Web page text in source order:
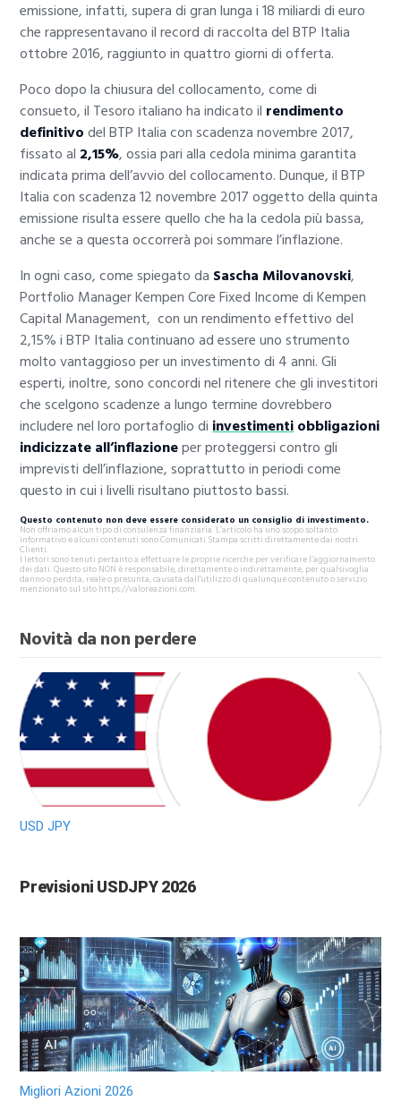
emissione, infatti, supera di gran lunga i 18 miliardi di euro
che rappresentavano il record di raccolta del BTP Italia
ottobre 2016, raggiunto in quattro giorni di offerta.
Poco dopo la chiusura del collocamento, come di
consueto, il Tesoro italiano ha indicato il rendimento
definitivodel BTP Italia con scadenza novembre 2017,
fissato al 2,15%, ossia pari alla cedola minima garantita
indicata prima dell’avvio del collocamento. Dunque, il BTP
Italia con scadenza 12 novembre 2017 oggetto della quinta
emissione risulta essere quello che ha la cedola più bassa,
anche se a questa occorrerà poi sommare l’inflazione.
In ogni caso, come spiegato da Sascha Milovanovski,
Portfolio Manager Kempen Core Fixed Income di Kempen
Capital Management, con un rendimento effettivo del
2,15% i BTP Italia continuano ad essere uno strumento
molto vantaggioso per un investimento di 4 anni. Gli
esperti, inoltre, sono concordi nel ritenere che gli investitori
che scelgono scadenze a lungo termine dovrebbero
includere nel loro portafoglio diinvestimentiobbligazioni
indicizzate all’inflazioneper proteggersi contro gli
imprevisti dell’inflazione, soprattutto in periodi come
questo in cui i livelli risultano piuttosto bassi.
Questo contenuto non deve essere considerato un consiglio di investimento.
Non offriamo alcun tipo di consulenza finanziaria. L’articolo ha uno scopo soltanto
informativo e alcuni contenuti sono Comunicati Stampa scritti direttamente dai nostri
Clienti.
I lettori sono tenuti pertanto a effettuare le proprie ricerche per verificare l’aggiornamento
dei dati. Questo sito NON è responsabile, direttamente o indirettamente, per qualsivoglia
danno o perdita, reale o presunta, causata dall'utilizzo di qualunque contenuto o servizio
menzionato sul sito https://valoreazioni.com.
Novità da non perdere
USD JPY
Previsioni USDJPY 2026
Migliori Azioni 2026